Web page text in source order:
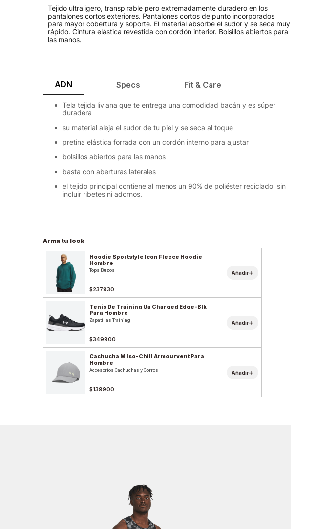
Tejido ultraligero, transpirable pero extremadamente duradero en los
pantalones cortos exteriores. Pantalones cortos de punto incorporados
para mayor cobertura y soporte. El material absorbe el sudor y se seca muy
rápido. Cintura elástica revestida con cordón interior. Bolsillos abiertos para
las manos.
ADN Specs Fit & Care
Tela tejida liviana que te entrega una comodidad bacán y es súper
duradera
su material aleja el sudor de tu piel y se seca al toque
pretina elástica forrada con un cordón interno para ajustar
bolsillos abiertos para las manos
basta con aberturas laterales
el tejido principal contiene al menos un 90% de poliéster reciclado, sin
incluir ribetes ni adornos.
Arma tu look
Hoodie Sportstyle Icon Fleece Hoodie
Hombre
Tops Buzos
$237930
Añadir+
Tenis De Training Ua Charged Edge-Blk
Para Hombre
Zapatillas Training
$349900
Añadir+
Cachucha M Iso-Chill Armourvent Para
Hombre
Accesorios Cachuchas y Gorros
$139900
Añadir+